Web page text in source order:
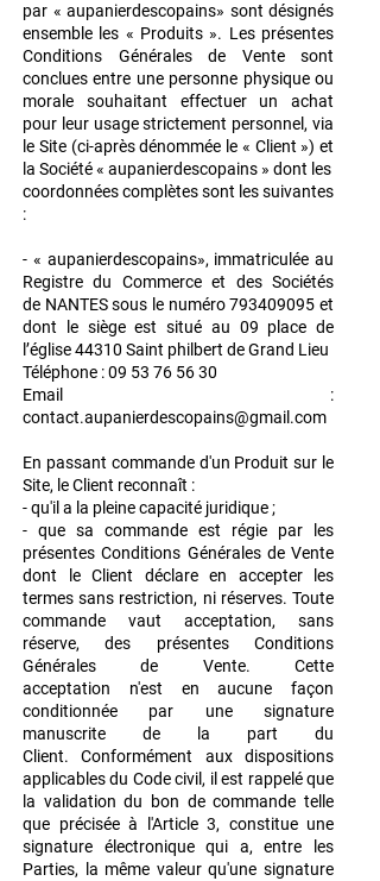
par « aupanierdescopains» sont désignés
ensemble les « Produits ». Les présentes
Conditions Générales de Vente sont
conclues entre une personne physique ou
morale souhaitant effectuer un achat
pour leur usage strictement personnel, via
le Site (ci-après dénommée le « Client ») et
la Société « aupanierdescopains » dont les
coordonnées complètes sont les suivantes
:
- « aupanierdescopains», immatriculée au
Registre du Commerce et des Sociétés
de NANTES sous le numéro793409095 et
dont le siège est situé au 09 place de
l’église 44310 Saint philbert de Grand Lieu
Téléphone :09 53 76 56 30
Email :
contact.aupanierdescopains@gmail.com
En passant commande d'un Produit sur le
Site, le Client reconnaît :
- qu'il a la pleine capacité juridique ;
- que sa commande est régie par les
présentes Conditions Générales de Vente
dont le Client déclare en accepter les
termes sans restriction, ni réserves. Toute
commande vaut acceptation, sans
réserve, des présentes Conditions
Générales de Vente. Cette
acceptation n'est en aucune façon
conditionnée par une signature
manuscrite de la part du
Client.Conformément aux dispositions
applicables du Code civil, il est rappelé que
la validation du
bon de commande telle
que précisée à l'Article 3, constitue une
signature électronique qui a,entre les
Parties, la même valeur qu'une signature